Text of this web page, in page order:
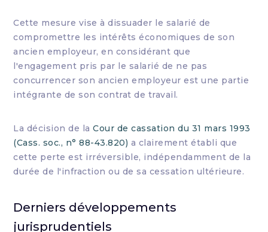
Cette mesure vise à dissuader le salarié de
compromettre les intérêts économiques de son
ancien employeur, en considérant que
l'engagement pris par le salarié de ne pas
concurrencer son ancien employeur est une partie
intégrante de son contrat de travail.
La décision de laCour de cassation du 31 mars 1993
(Cass. soc., n° 88-43.820) a clairement établi que
cette perte est irréversible, indépendamment de la
durée de l'infraction ou de sa cessation ultérieure.
Derniers développements
jurisprudentiels